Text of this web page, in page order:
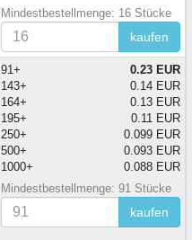
Mindestbestellmenge: 16 Stücke
kaufen
91+
0.23 EUR
143+
0.14 EUR
164+
0.13 EUR
195+
0.11 EUR
250+
0.099 EUR
500+
0.093 EUR
1000+
0.088 EUR
Mindestbestellmenge: 91 Stücke
kaufen